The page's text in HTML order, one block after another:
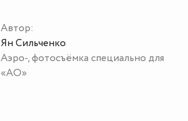
Автор:
Ян Сильченко
Аэро-, фотосъёмка специально для
«АО»